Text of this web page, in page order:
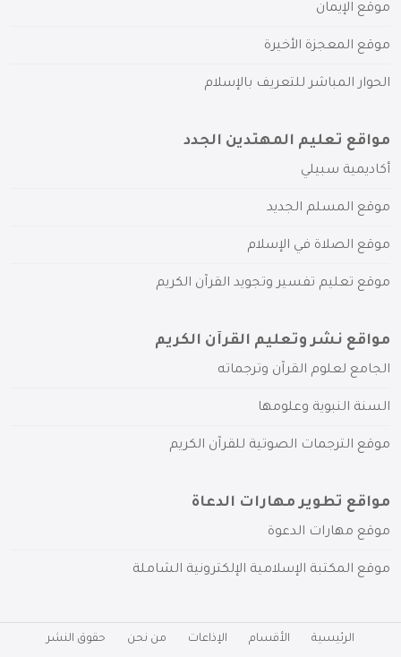
موقع الإيمان
موقع المعجزة الأخيرة
الحوار المباشر للتعريف بالإسلام
مواقع تعليم المهتدين الجدد
أكاديمية سبيلي
موقع المسلم الجديد
موقع الصلاة في الإسلام
موقع تعليم تفسير وتجويد القرآن الكريم
مواقع نشر وتعليم القرآن الكريم
الجامع لعلوم القرآن وترجماته
السنة النبوية وعلومها
موقع الترجمات الصوتية للقرآن الكريم
مواقع تطوير مهارات الدعاة
موقع مهارات الدعوة
موقع المكتبة الإسلامية الإلكترونية الشاملة
الرئيسية الأقسام الإذاعات من نحن حقوق النشر